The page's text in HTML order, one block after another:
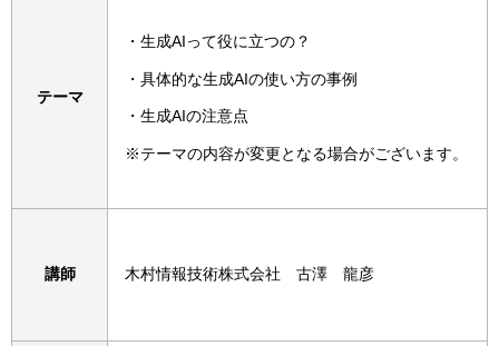
テーマ
・生成AIって役に立つの？
・具体的な生成AIの使い方の事例
・生成AIの注意点
※テーマの内容が変更となる場合がございます。
講師 木村情報技術株式会社 古澤 龍彦